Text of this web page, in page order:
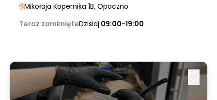
Mikołaja Kopernika 1B, Opoczno
Teraz zamknięteDzisiaj:09:00-19:00